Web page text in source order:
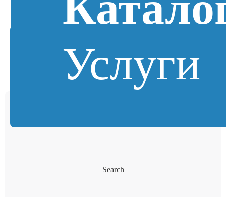
Услуги
Search